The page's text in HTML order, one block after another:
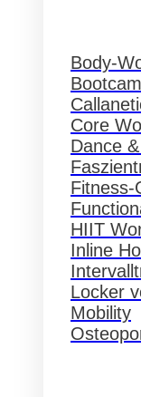
Body-
Core
Dance
Fitness-
HIIT
Inline
Locker
Mobility